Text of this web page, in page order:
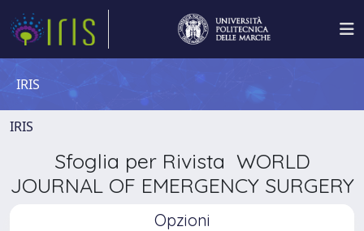
IRIS
IRIS
Sfoglia per Rivista WORLD
JOURNAL OF EMERGENCY SURGERY
Opzioni